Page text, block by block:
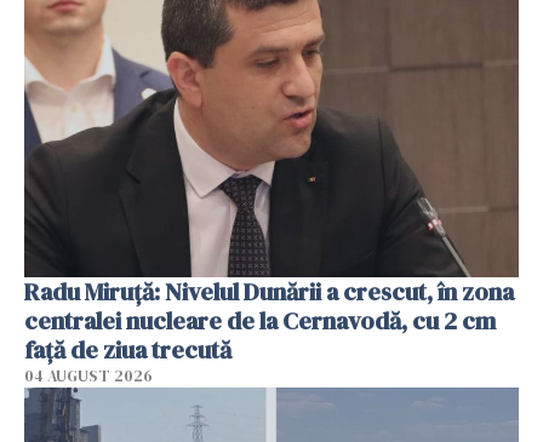
Radu Miruţă: Nivelul Dunării a crescut, în zona
centralei nucleare de la Cernavodă, cu 2 cm
faţă de ziua trecută
04 AUGUST 2026